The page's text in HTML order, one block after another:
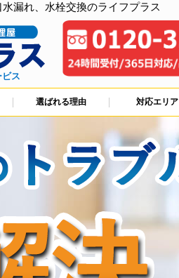
漏れ、水栓交換のライフプラス
ス
選ばれる理由 対応エリア